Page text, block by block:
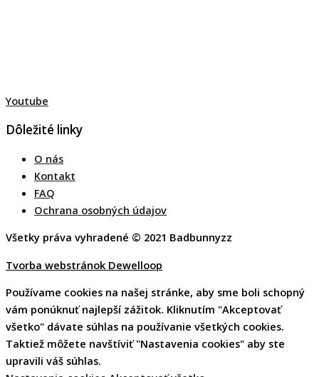
Youtube
Dôležité linky
O nás
Kontakt
FAQ
Ochrana osobných údajov
Všetky práva vyhradené © 2021 Badbunnyzz
Tvorba webstránok Dewelloop
Používame cookies na našej stránke, aby sme boli schopný
vám ponúknuť najlepší zážitok. Kliknutím "Akceptovať
všetko" dávate súhlas na používanie všetkých cookies.
Taktiež môžete navštíviť "Nastavenia cookies" aby ste
upravili váš súhlas.